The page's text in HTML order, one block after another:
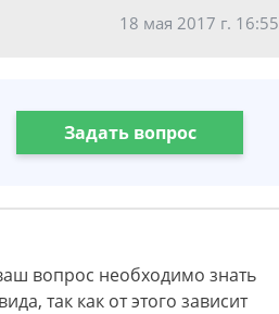
18 мая 2017 г. 16:55
Задать вопрос
вопрос необходимо знать
так как от этого зависит